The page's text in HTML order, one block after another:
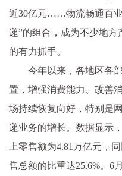
近30亿元……物流畅通百
递”的组合，成为不少地
的有力抓手。
今年以来，各地区各
置，增强消费能力、改善
场持续恢复向好，特别是
递业务的增长。数据显示
上零售额为4.81万亿元，
售总额的比重达25.6%。6